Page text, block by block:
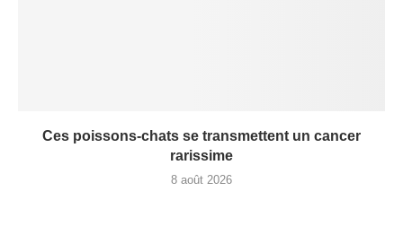
Ces poissons-chats se transmettent un cancer
rarissime
8 août 2026